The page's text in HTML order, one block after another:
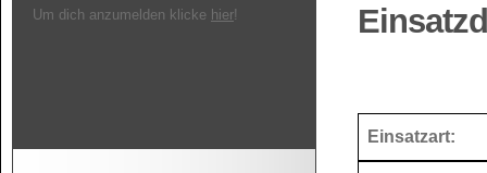
Um dich anzumelden klicke hier!
Einsatzart: